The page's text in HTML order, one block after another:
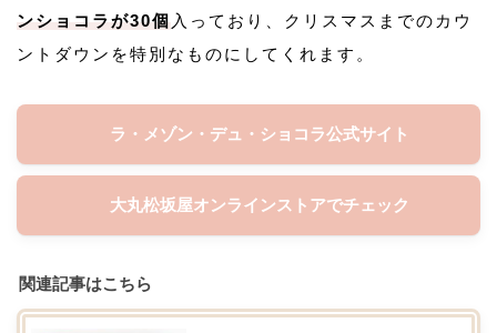
ンショコラが30個 入っており、クリスマスまでのカウ
ントダウンを特別なものにしてくれます。
ラ・メゾン・デュ・ショコラ公式サイト
大丸松坂屋オンラインストアでチェック
関連記事はこちら